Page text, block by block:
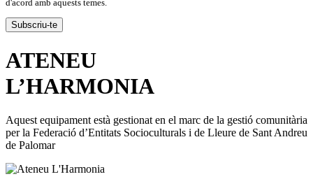
d'acord amb aquests temes.
ATENEU
L’HARMONIA
Aquest equipament està gestionat en el marc de la gestió comunitària
per la Federació d’Entitats Socioculturals i de Lleure de Sant Andreu
de Palomar